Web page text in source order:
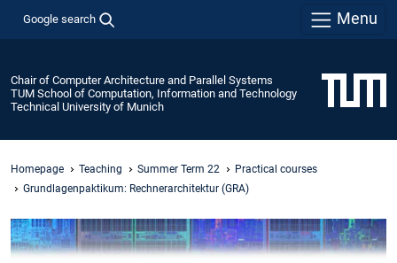
Google search Menu
Chair of Computer Architecture and Parallel Systems
TUM School of Computation, Information and Technology
Technical University of Munich
Homepage Teaching Summer Term 22
Practical courses
Grundlagenpaktikum: Rechnerarchitektur (GRA)